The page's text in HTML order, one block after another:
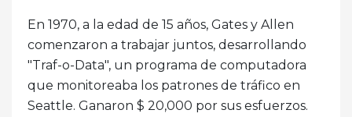
En 1970, a la edad de 15 años, Gates y Allen
comenzaron a trabajar juntos, desarrollando
"Traf-o-Data", un programa de computadora
que monitoreaba los patrones de tráfico en
Seattle. Ganaron $ 20,000 por sus esfuerzos.